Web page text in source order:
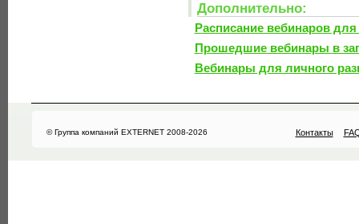
Дополнительно:
Расписание вебинаров для
Прошедшие вебинары в
Вебинары для личного
© Группа компаний EXTERNET 2008-2026 Контакты